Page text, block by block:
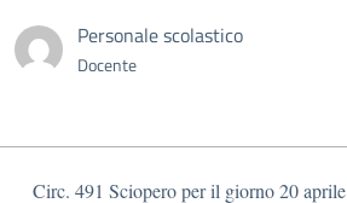
Personale scolastico
Docente
Circ. 491 Sciopero per il giorno 20 aprile